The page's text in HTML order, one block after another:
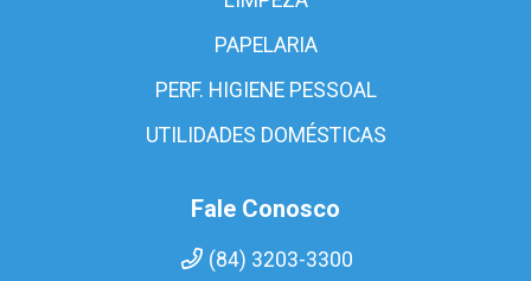
PAPELARIA
PERF. HIGIENE PESSOAL
UTILIDADES DOMÉSTICAS
Fale Conosco
(84) 3203-3300